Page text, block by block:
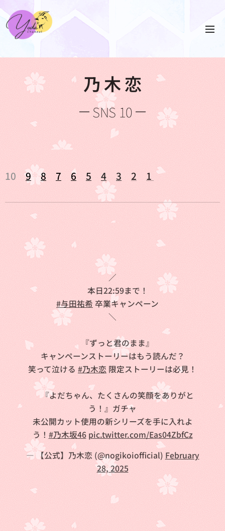
乃 木 恋
SNS 10
109 8 7 6 5 4 3 2 1
／
📢本日22:59まで！
#与田祐希 卒業キャンペーン💐
＼
❤️『ずっと君のまま』
キャンペーンストーリーはもう読んだ？
笑って泣ける #乃木恋 限定ストーリーは必見！
💚『よだちゃん、たくさんの笑顔をありがと
う！』ガチャ
未公開カット使用の新シリーズを手に入れよ
う！ #乃木坂46 pic.twitter.com/Eas04ZbfCz
— 【公式】乃木恋 (@nogikoiofficial) February
28, 2025